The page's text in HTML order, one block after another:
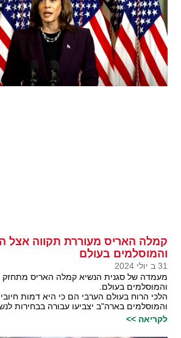
קמלה האריס מעוררת תקווה אצל
והמוסלמים בעולם
31 ב יולי 2024
מעמדה של סגנית הנשיא קמלה האריס מתחזק
והמוסלמים בעולם.
הלכי הרוח בעולם הערבי הם כי היא דמות
והמוסלמים בארה"ב יצביעו עבורה בבחירות
לקריאה >>